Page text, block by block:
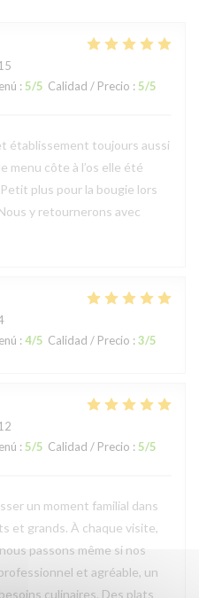
: 5/5 Calidad / Precio : 5/5
établissement toujours aussi
menu côte à l’os elle été
plus pour la bougie lors
y retournerons avec
: 4/5 Calidad / Precio : 3/5
: 5/5 Calidad / Precio : 5/5
un moment familial dans
et grands. À chaque visite,
passons même si nos
et agréable, un
culinaires. Des plats